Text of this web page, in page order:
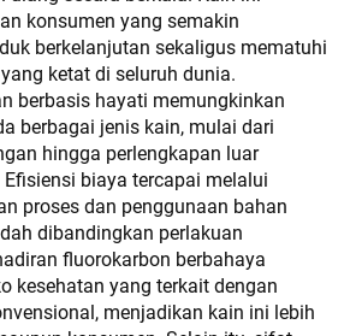
konsumen yang semakin
berkelanjutan sekaligus mematuhi
ketat di seluruh dunia.
berbasis hayati memungkinkan
berbagai jenis kain, mulai dari
hingga perlengkapan luar
biaya tercapai melalui
proses dan penggunaan bahan
dibandingkan perlakuan
fluorokarbon berbahaya
kesehatan yang terkait dengan
menjadikan kain ini lebih